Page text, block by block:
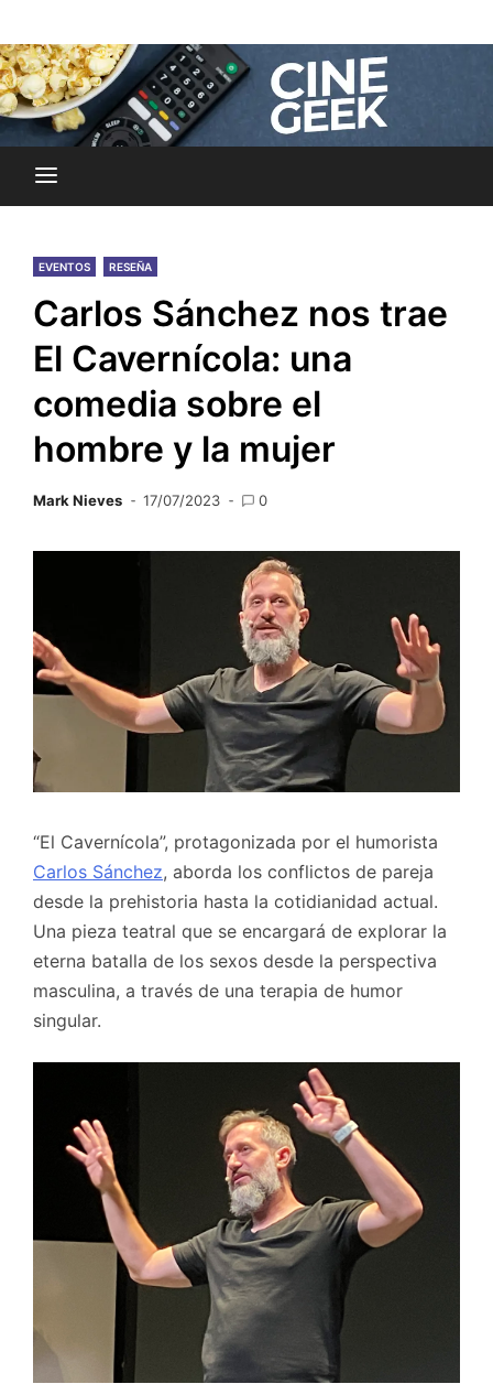
to
contentCine Geek
EVENTOS RESEÑA
Carlos Sánchez nos trae
El Cavernícola: una
comedia sobre el
hombre y la mujer
Mark Nieves 17/07/2023 0
“El Cavernícola”, protagonizada por el humorista
Carlos Sánchez, aborda los conflictos de pareja
desde la prehistoria hasta la cotidianidad actual.
Una pieza teatral que se encargará de explorar la
eterna batalla de los sexos desde la perspectiva
masculina, a través de una terapia de humor
singular.